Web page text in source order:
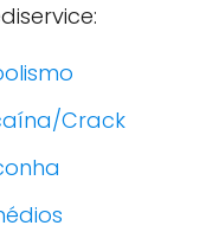
Crack